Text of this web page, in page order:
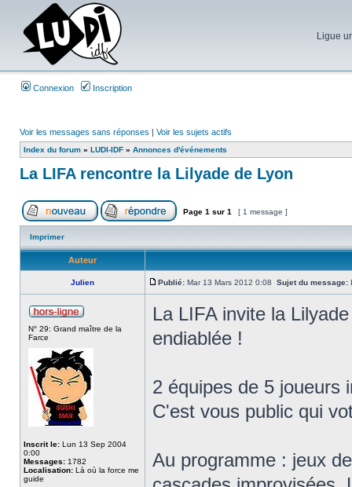
Ligue
Connexion Inscription
Voir les messages sans réponses | Voir les sujets actifs
Index du forum » LUDI-IDF » Annonces d'événements
La LIFA rencontre la Lilyade de Lyon
Page 1 sur 1 [ 1 message ]
Imprimer
Auteur
Julien Publié: Mar 13 Mars 2012 0:08 Sujet du message:
N° 29: Grand maître de la
Farce
Inscrit le: Lun 13 Sep 2004
0:00
Messages: 1782
Localisation: Là où la force me
guide
La LIFA invite la
endiablée !
2 équipes de 5 joueurs
C'est vous public qui
Au programme : jeux